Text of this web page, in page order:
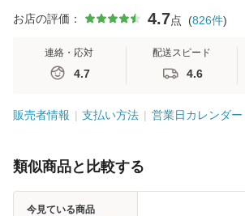
お店の評価： 4.7点 (826件)
連絡・応対
4.7
配送スピード
4.6
販売者情報 支払い方法 営業日カレンダー
類似商品と比較する
今見ている商品